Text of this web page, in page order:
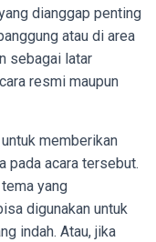
dianggap penting
atau di area
sebagai latar
resmi maupun
memberikan
pada acara tersebut.
yang
digunakan untuk
indah. Atau, jika